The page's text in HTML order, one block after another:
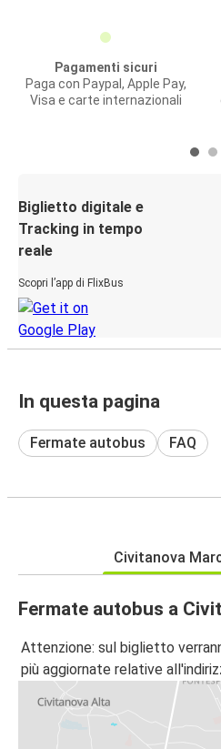
Pagamenti sicuri
Paga con Paypal, Apple Pay,
Visa e carte internazionali
Biglietto digitale e
Tracking in tempo
reale
Scopri l’app di FlixBus
In questa pagina
Fermate autobus FAQ
Civitanova
Fermate autobus a
Attenzione: sul biglietto
più aggiornate relative